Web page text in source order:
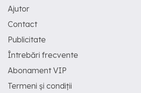
Ajutor
Contact
Publicitate
Întrebări frecvente
Abonament VIP
Termeni și condiții